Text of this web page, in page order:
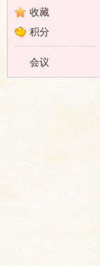
收藏
积分
会议